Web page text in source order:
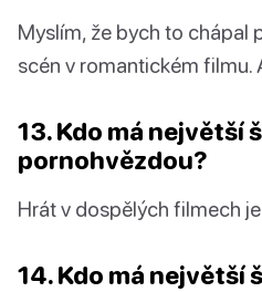
Myslím, že bych to chápal
scén v romantickém filmu.
13. Kdo má největší
pornohvězdou?
Hrát v dospělých filmech
14. Kdo má největší